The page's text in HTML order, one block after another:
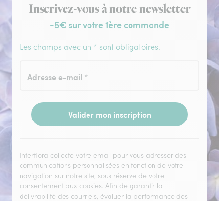
Inscription à la newsletter
Inscrivez-vous à notre newsletter
-5€ sur votre 1ère commande
Les champs avec un * sont obligatoires.
Adresse e-mail *
Valider mon inscription
Interflora collecte votre email pour vous adresser des
communications personnalisées en fonction de votre
navigation sur notre site, sous réserve de votre
consentement aux cookies. Afin de garantir la
délivrabilité des courriels, évaluer la performance des